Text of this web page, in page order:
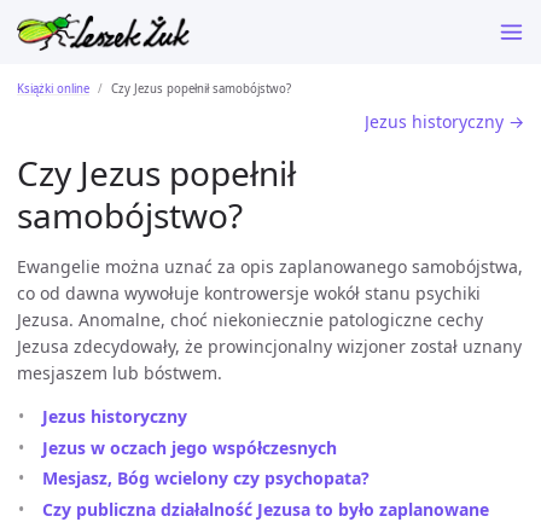
Książki online Czy Jezus popełnił samobójstwo?
Jezus historyczny →
Czy Jezus popełnił
samobójstwo?
Ewangelie można uznać za opis zaplanowanego samobójstwa,
co od dawna wywołuje kontrowersje wokół stanu psychiki
Jezusa. Anomalne, choć niekoniecznie patologiczne cechy
Jezusa zdecydowały, że prowincjonalny wizjoner został uznany
mesjaszem lub bóstwem.
Jezus historyczny
Jezus w oczach jego współczesnych
Mesjasz, Bóg wcielony czy psychopata?
Czy publiczna działalność Jezusa to było zaplanowane